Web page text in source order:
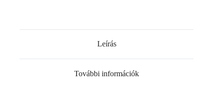
Leírás
További információk